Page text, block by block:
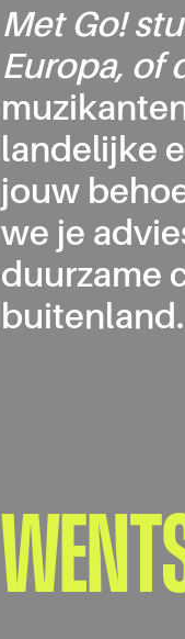
Met Go!
Europa, of
landelijke
jouw
we je
duurzame
buitenland.